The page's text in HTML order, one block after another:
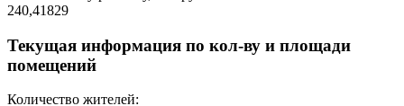
240,41829
Текущая информация по кол-ву и площади
помещений
Количество жителей: